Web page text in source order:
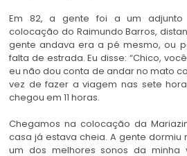
Em 82, a gente foi a um
colocação do Raimundo Barros,
gente andava era a pé mesmo, ou
falta de estrada. Eu disse: “Chico,
eu não dou conta de andar no mato
vez de fazer a viagem nas sete
chegou em 11 horas.
Chegamos na colocação da
casa já estava cheia. A gente dormiu
um dos melhores sonos da minha